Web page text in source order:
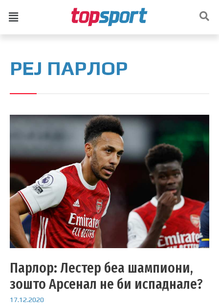
РЕЈ ПАРЛОР
Парлор: Лестер беа шампиони,
зошто Арсенал не би испаднале?
17.12.2020